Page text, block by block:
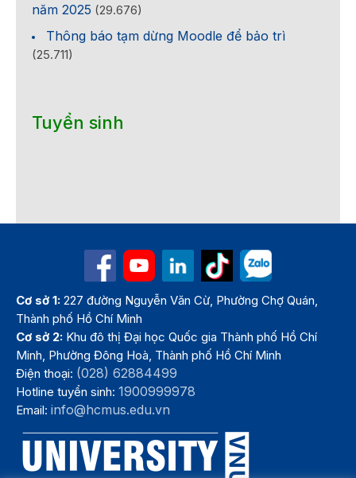
năm 2025 (29.676)
Thông báo tạm dừng Moodle để bảo trì
(25.711)
Tuyển sinh
Cơ sở 1: 227 đường Nguyễn Văn Cừ, Phường Chợ Quán,
Thành phố Hồ Chí Minh
Cơ sở 2: Khu đô thị Đại học Quốc gia Thành phố Hồ Chí
Minh, Phường Đông Hoà, Thành phố Hồ Chí Minh
Điện thoại: (028) 62884499
Hotline tuyển sinh:1900999978
Email:info@hcmus.edu.vn